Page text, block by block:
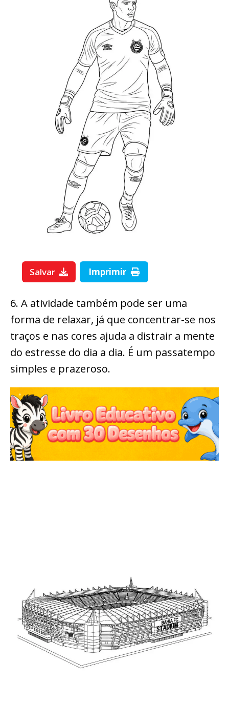
Salvar Imprimir
6. A atividade também pode ser uma
forma de relaxar, já que concentrar-se nos
traços e nas cores ajuda a distrair a mente
do estresse do dia a dia. É um passatempo
simples e prazeroso.